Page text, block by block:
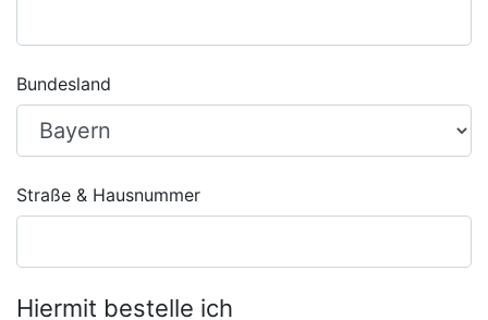
Bundesland
Straße & Hausnummer
Hiermit bestelle ich